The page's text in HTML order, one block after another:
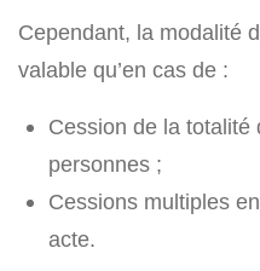
Cependant, la modalité
valable qu’en cas de :
Cession de la totalité
personnes ;
Cessions multiples
acte.